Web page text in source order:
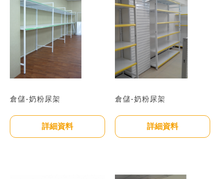
倉儲-奶粉尿架
詳細資料
倉儲-奶粉尿架
詳細資料